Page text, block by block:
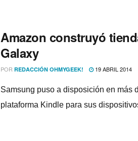
Amazon construyó
Galaxy
POR REDACCIÓN OHMYGEEK! 19 ABRIL 2014
Samsung puso a disposición en más
plataforma Kindle para sus